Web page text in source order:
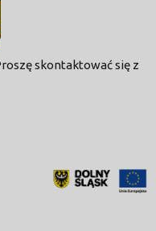
skontaktować się z
check